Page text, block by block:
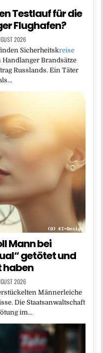
Testlauf für die
Flughafen?
2026
Sicherheitskreise
Handlanger Brandsätze
Russlands. Ein Täter
Mann bei
getötet und
haben
2026
Männerleiche
Die Staatsanwaltschaft
im…